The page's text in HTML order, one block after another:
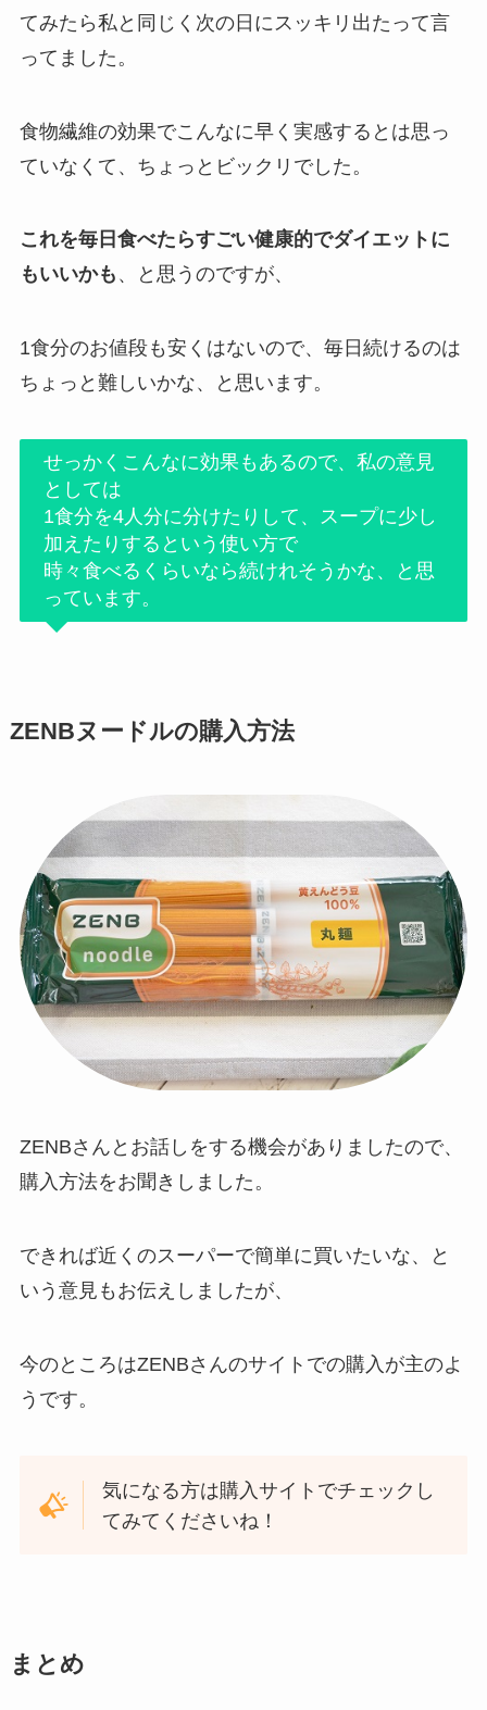
てみたら私と同じく次の日にスッキリ出たって言
ってました。
食物繊維の効果でこんなに早く実感するとは思っ
ていなくて、ちょっとビックリでした。
これを毎日食べたらすごい健康的でダイエットに
もいいかも 、と思うのですが、
1食分のお値段も安くはないので、毎日続けるのは
ちょっと難しいかな、と思います。
せっかくこんなに効果もあるので、私の意見
としては
1食分を4人分に分けたりして、スープに少し
加えたりするという使い方で
時々食べるくらいなら続けれそうかな、と思
っています。
ZENBヌードルの購入方法
ZENBさんとお話しをする機会がありましたので、
購入方法をお聞きしました。
できれば近くのスーパーで簡単に買いたいな、と
いう意見もお伝えしましたが、
今のところはZENBさんのサイトでの購入が主のよ
うです。
気になる方は購入サイトでチェックし
てみてくださいね！
まとめ